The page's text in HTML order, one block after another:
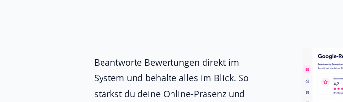
Beantworte Bewertungen direkt im
System und behalte alles im Blick. So
stärkst du deine Online-Präsenz und